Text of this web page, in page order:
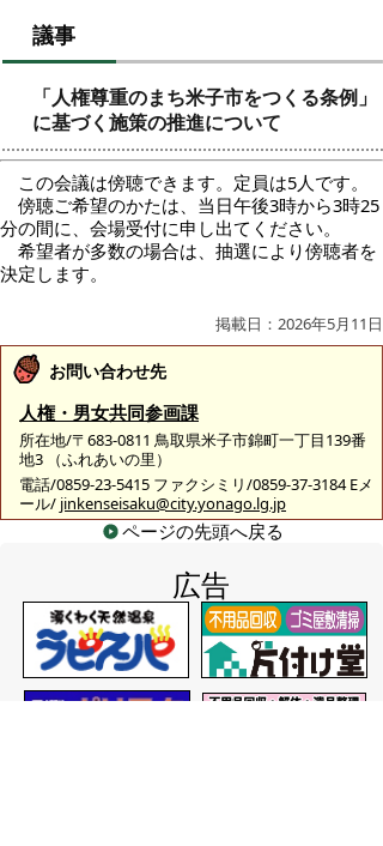
議事
「人権尊重のまち米子市をつくる条例」
に基づく施策の推進について
この会議は傍聴できます。定員は5人です。
傍聴ご希望のかたは、当日午後3時から3時25
分の間に、会場受付に申し出てください。
希望者が多数の場合は、抽選により傍聴者を
決定します。
掲載日：2026年5月11日
お問い合わせ先
人権・男女共同参画課
所在地/〒683-0811 鳥取県米子市錦町一丁目139番
地3 （ふれあいの里）
電話/0859-23-5415 ファクシミリ/0859-37-3184 Eメ
ール/ jinkenseisaku@city.yonago.lg.jp
ページの先頭へ戻る
広告